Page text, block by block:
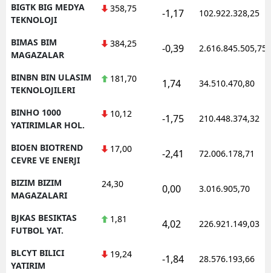
BIGTK BIG MEDYA
TEKNOLOJI
358,75 -1,17 102.922.328,25
BIMAS BIM
MAGAZALAR
384,25 -0,39 2.616.845.505,75
BINBN BIN ULASIM
TEKNOLOJILERI
181,70 1,74 34.510.470,80
BINHO 1000
YATIRIMLAR HOL.
10,12 -1,75 210.448.374,32
BIOEN BIOTREND
CEVRE VE ENERJI
17,00 -2,41 72.006.178,71
BIZIM BIZIM
MAGAZALARI
24,30 0,00 3.016.905,70
BJKAS BESIKTAS
FUTBOL YAT.
1,81 4,02 226.921.149,03
BLCYT BILICI
YATIRIM
19,24 -1,84 28.576.193,66